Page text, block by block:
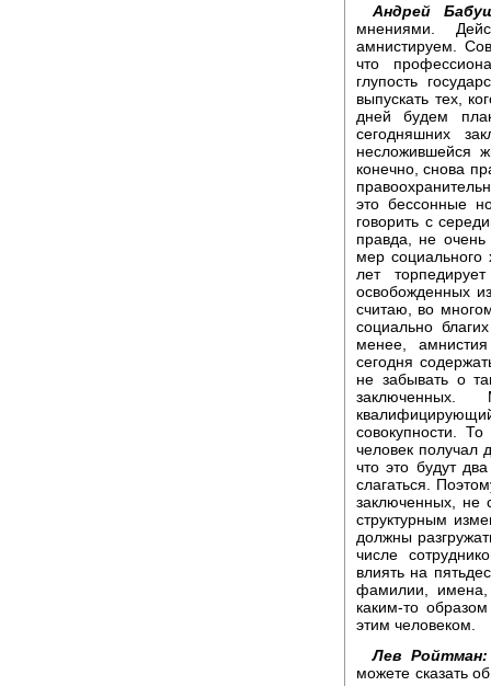
Андрей
мнениями.
амнистируем.
что
глупость
выпускать тех,
дней будем
сегодняшних
несложившейся
конечно, снова
это бессонные
говорить с
правда, не
мер социального
лет
освобожденных
считаю, во
социально
менее,
сегодня
не забывать о
совокупности.
человек получал
что это будут
слагаться.
заключенных, не
структурным
должны
числе
влиять на
фамилии, имена,
каким-то
этим человеком.
Лев Ройтман:
можете сказать